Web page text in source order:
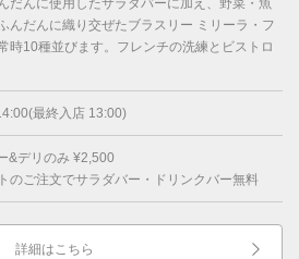
だんに使用したサラダバーに加え、野菜・魚
んだんに織り交ぜたブラスリー ミリーラ・フ
時10種並びます。フレンチの洗練とビストロ
最終入店 13:00)
&デリのみ ¥2,500
のご注文でサラダバー・ドリンクバー無料
詳細はこちら